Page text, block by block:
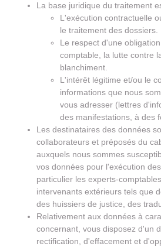
La base juridique du traitement
L'exécution contractuelle
le traitement des dossiers.
Le respect d'une
comptable, la lutte contre
blanchiment.
L'intérêt légitime et/ou le
informations que nous
vous adresser (lettres
des manifestations, à des
Les destinataires des données
collaborateurs et préposés du
auxquels nous sommes
vos données pour l'exécution
particulier les experts-
intervenants extérieurs tels que
des huissiers de justice, des
Relativement aux données à
concernant, vous disposez d'un
rectification, d'effacement et